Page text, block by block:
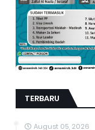
TERBARU
August 05, 2026